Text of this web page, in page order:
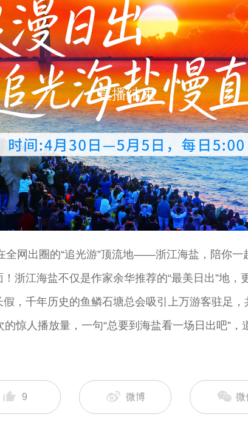
直播结束
全网出圈的“追光游”顶流地——浙江海盐，陪你一
浙江海盐不仅是作家余华推荐的“最美日出”地，
，千年历史的鱼鳞石塘总会吸引上万游客驻足
惊人播放量，一句“总要到海盐看一场日出吧”，
9 微博 微